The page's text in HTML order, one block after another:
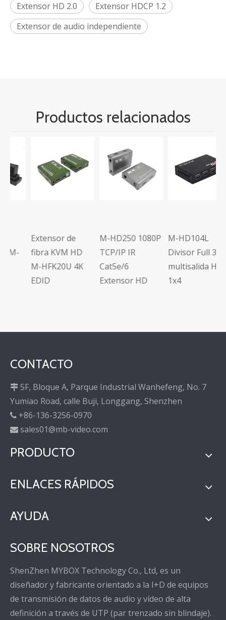
Extensor HD 2.0
Extensor HDCP 1.2
Extensor de audio independiente
Productos relacionados
Extensor de
fibra KVM HD
M-HFK20U 4K
EDID
M-HD250 1080P
TCP/IP IR
Cat5e/6
Extensor HD
M-HD104L
Divisor Full 3D
multisalida HD
CONTACTO
 5F, Bloque A, Parque Industrial Wanhefeng, No. 7
Yumiao Road, calle Buji, Longgang, Shenzhen
 +86-136-3256-0970
 sales01@mb-video.com
PRODUCTO
ENLACES RÁPIDOS
AYUDA
SOBRE NOSOTROS
ShenZhen MYBOX Technology Co., Ltd, es un
diseñador y fabricante orientado a la I+D de equipos
de transmisión de datos de audio y vídeo de alta
definición a través de UTP (par trenzado sin blindaje).